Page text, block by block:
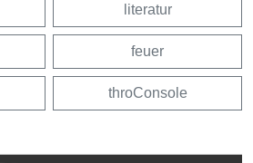
literatur
feuer
throConsole